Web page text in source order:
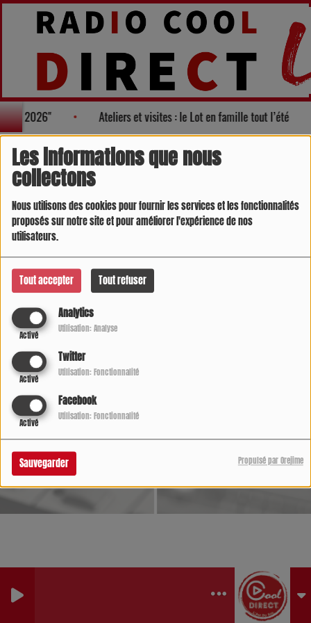
Les informations que nous
collectons
Nous utilisons des cookies pour fournir les services et les fonctionnalités
proposés sur notre site et pour améliorer l'expérience de nos
utilisateurs.
Tout accepter Tout refuser
Analytics
Activé
Utilisation: Analyse
Twitter
Activé
Utilisation: Fonctionnalité
Facebook
Activé
Utilisation: Fonctionnalité
Sauvegarder Propulsé par Orejime
2026" Ateliers et visites : le Lot en famille tout l’été
Jeux Concours
PARC WALYGATOR / PARC
AQUATIQUE